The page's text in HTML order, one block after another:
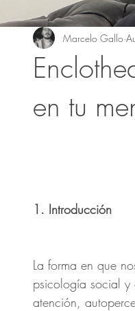
en tu
Marcelo Gallo
1. Introducción
La forma en que
psicología social y
atención,